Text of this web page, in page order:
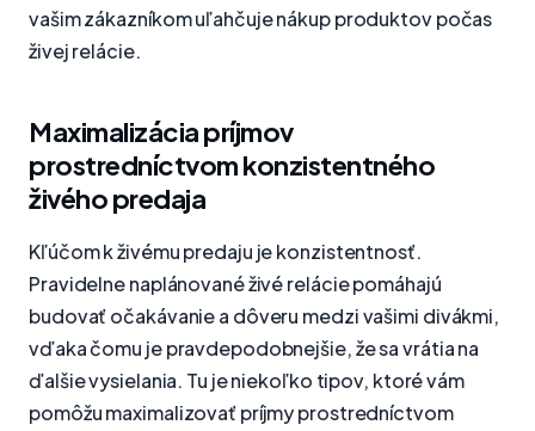
vašim zákazníkom uľahčuje nákup produktov počas
živej relácie.
Maximalizácia príjmov
prostredníctvom konzistentného
živého predaja
Kľúčom k živému predaju je konzistentnosť.
Pravidelne naplánované živé relácie pomáhajú
budovať očakávanie a dôveru medzi vašimi divákmi,
vďaka čomu je pravdepodobnejšie, že sa vrátia na
ďalšie vysielania. Tu je niekoľko tipov, ktoré vám
pomôžu maximalizovať príjmy prostredníctvom